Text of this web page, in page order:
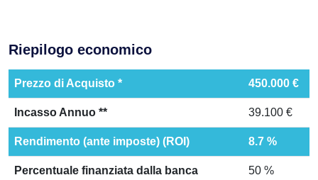
Riepilogo economico
Prezzo di Acquisto * 450.000 €
Incasso Annuo ** 39.100 €
Rendimento (ante imposte) (ROI) 8.7 %
Percentuale finanziata dalla banca 50 %